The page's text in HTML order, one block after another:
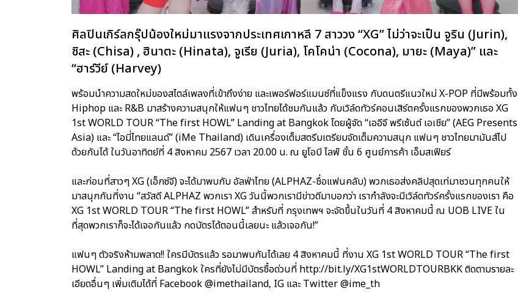
ศิลปินเกิร์ลกรุ๊ปน้องใหม่มาแรงจากประเทศเกาหลี 7 สาววง “XG” ไม่ว่าจะเป็น จูริน (Jurin),
ชิสะ (Chisa) , ฮินาตะ (Hinata), จูเรีย (Juria), โคโคน่า (Cocona), มายะ (Maya)” และ
“ฮาร์วีย์ (Harvey)
พร้อมนำความสดใหม่ของสไตล์เพลงที่เข้าถึงง่าย และเพอร์ฟอร์แมนซ์ที่แข็งแรง กับดนตรีแนวใหม่ X-POP ที่มีพร้อมทั้ง
Hiphop และ R&B มาสร้างความสนุกให้แฟนๆ ชาวไทยได้ชมกันแล้ว กับเวิล์ดทัวร์คอนเสิร์ตครั้งแรกของพวกเธอ XG
1st WORLD TOUR “The first HOWL” Landing at Bangkok โดยผู้จัด “เออีจี พรีเซ้นต์ เอเชีย” (AEG Presents
Asia) และ “ไอมี่ไทยแลนด์” (iMe Thailand) เดินเครื่องเต็มสตรีมเตรียมจัดเต็มความสนุก แฟนๆ ชาวไทยมามันส์ไป
ด้วยกันได้ ในวันอาทิตย์ที่ 4 สิงหาคม 2567 เวลา 20.00 น. ณ ยูโอบี ไลฟ์ ชั้น 6 ศูนย์การค้า เอ็มสเฟียร์
และก่อนที่สาวๆ XG (เอ็กซ์จี) จะได้มาพบกับ อัลฟ่าไทย (ALPHAZ-ชื่อแฟนคลับ) พวกเธอส่งคลิปสุดเท่มาชวนทุกคนให้
มาสนุกกันที่งาน “สวัสดี ALPHAZ พวกเรา XG วันนี้พวกเรามีข่าวดีมาบอกว่า เรากำลังจะมีเวิล์ดทัวร์ครั้งแรกของเรา คือ
XG 1st WORLD TOUR “The first HOWL” สำหรับที่ กรุงเทพฯ จะจัดขึ้นในวันที่ 4 สิงหาคมนี้ ณ UOB LIVE ใน
ที่สุดพวกเราก็จะได้เจอกันแล้ว กดบัตรได้ตอนนี้เลยนะ แล้วเจอกัน!”
แฟนๆ ตัวจริงห้ามพลาด!! ใครมีบัตรแล้ว รอมาพบกันได้เลย 4 สิงหาคมนี้ ที่งาน XG 1st WORLD TOUR “The first
HOWL” Landing at Bangkok ใครที่ยังไม่มีบัตรซื้อด่วนที่ http://bit.ly/XG1stWORLDTOURBKK ติดตามรายละ
เอียดอื่นๆ เพิ่มเติมได้ที่ Facebook @imethailand, IG และ Twitter @ime_th